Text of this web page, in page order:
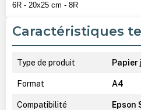
6R - 20x25 cm - 8R
Caractéristiques
Type de produit Papier
Format A4
Compatibilité Epson